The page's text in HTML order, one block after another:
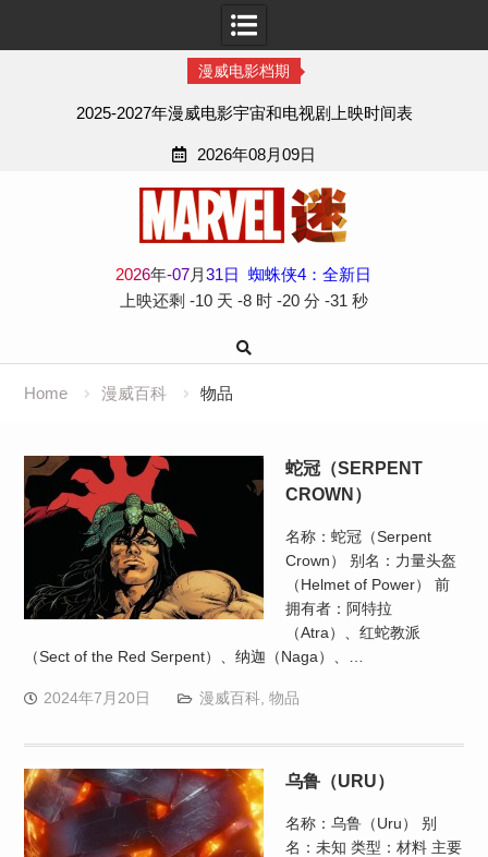
漫威电影档期
2025-2027年漫威电影宇宙和电视剧上映时间表
2026年08月09日
2026年-07月31日
蜘蛛侠4：全新日
上映还剩 -10 天 -8 时 -20 分 -31 秒
Home 漫威百科 物品
蛇冠（SERPENT
CROWN）
名称：蛇冠（Serpent
Crown） 别名：力量头盔
（Helmet of Power） 前
拥有者：阿特拉
（Atra）、红蛇教派
（Sect of the Red Serpent）、纳迦（Naga）、…
2024年7月20日 漫威百科, 物品
乌鲁（URU）
名称：乌鲁（Uru） 别
名：未知 类型：材料 主要